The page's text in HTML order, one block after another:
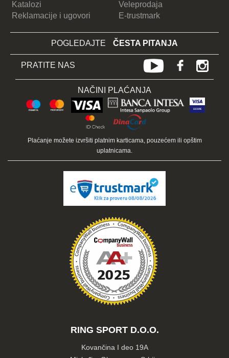
Katalozi
Veleprodaja
Reklamacije i ugovori
E-trustmark
POGLEDAJTE ČESTA PITANJA
PRATITE NAS
NAČINI PLAĆANJA
Plaćanje možete izvršiti platnim karticama, pouzećem ili opštim
uplatnicama.
RING SPORT D.O.O.
Kovančina I deo 19A